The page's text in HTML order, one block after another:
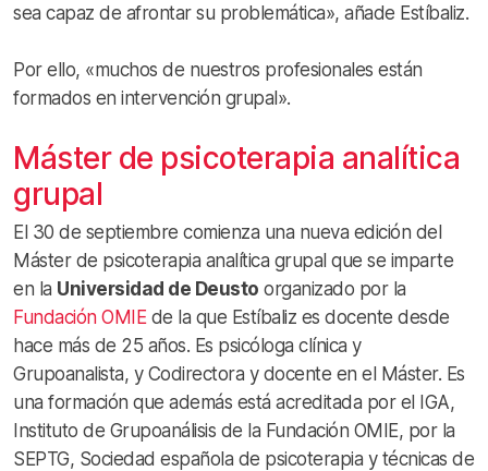
sea capaz de afrontar su problemática», añade Estíbaliz.
Por ello, «muchos de nuestros profesionales están
formados en intervención grupal».
Máster de psicoterapia analítica
grupal
El 30 de septiembre comienza una nueva edición del
Máster de psicoterapia analítica grupal que se imparte
en la Universidad de Deusto organizado por la
Fundación OMIE de la que Estíbaliz es docente desde
hace más de 25 años. Es psicóloga clínica y
Grupoanalista, y Codirectora y docente en el Máster. Es
una formación que además está acreditada por el IGA,
Instituto de Grupoanálisis de la Fundación OMIE, por la
SEPTG, Sociedad española de psicoterapia y técnicas de